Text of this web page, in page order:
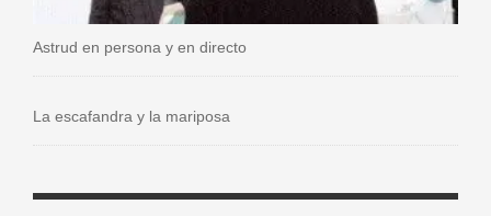
Astrud en persona y en directo
La escafandra y la mariposa